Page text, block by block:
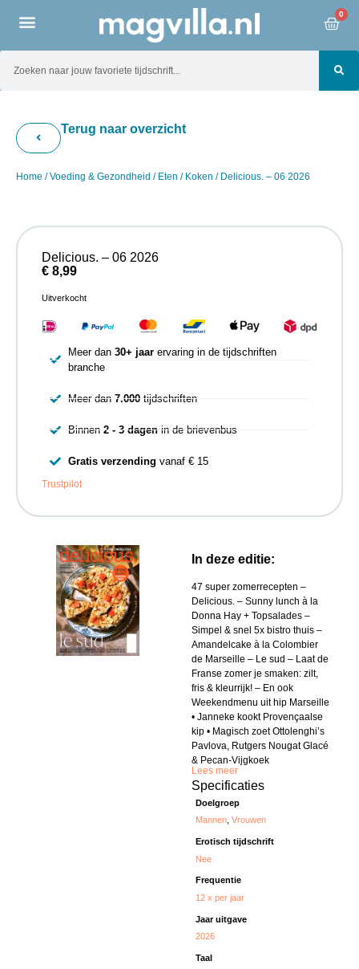
0
Terug naar overzicht
Home /Voeding & Gezondheid / Eten / Koken / Delicious. – 06 2026
In deze editie:
47 super zomerrecepten –
Delicious. – Sunny lunch à la
Donna Hay + Topsalades –
Simpel & snel 5x bistro thuis –
Amandelcake à la Colombier
de Marseille – Le sud – Laat de
Franse zomer je smaken: zilt,
fris & kleurrijk! – En ook
Weekendmenu uit hip Marseille
• Janneke kookt Provençaalse
kip • Magisch zoet Ottolenghi’s
Pavlova, Rutgers Nougat Glacé
& Pecan-Vijgkoek
Lees meer
Specificaties
Doelgroep
Mannen,Vrouwen
Erotisch tijdschrift
Nee
Frequentie
12 x per jaar
Jaar uitgave
2026
Taal
Delicious. – 06 2026
€ 8,99
Uitverkocht
Meer dan 30+ jaarervaring in de tijdschriften
branche
Meer dan 7.000tijdschriften
Binnen 2 - 3 dagenin de brievenbus
Gratis verzending vanaf € 15
Trustpilot